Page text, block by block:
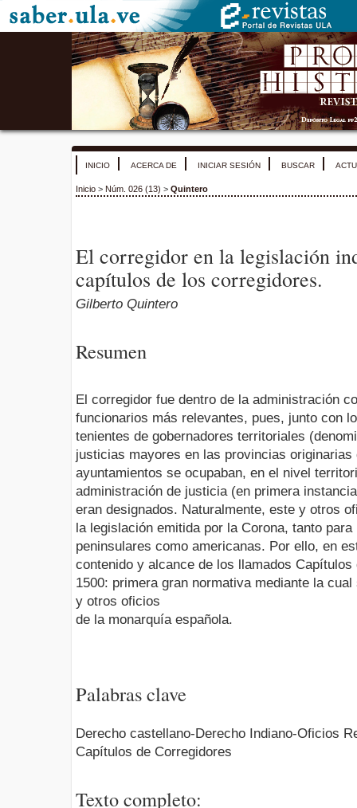
INICIO ACERCA DE INICIAR SESIÓN BUSCAR
Inicio > Núm. 026 (13) > Quintero
El corregidor en la legislación
capítulos de los corregidores.
Gilberto Quintero
Resumen
El corregidor fue dentro de la administración
funcionarios más relevantes, pues, junto con
tenientes de gobernadores territoriales
justicias mayores en las provincias
ayuntamientos se ocupaban, en el nivel
administración de justicia (en primera
eran designados. Naturalmente, este y otros
la legislación emitida por la Corona, tanto
peninsulares como americanas. Por ello, en
contenido y alcance de los llamados Capítulos
1500: primera gran normativa mediante la
y otros oficios
de la monarquía española.
Palabras clave
Derecho castellano-Derecho Indiano-Oficios
Capítulos de Corregidores
Texto completo: